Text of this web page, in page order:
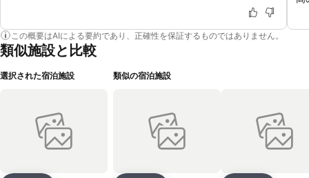
この概要はAIによる要約であり、正確性を保証するものではありません。
類似施設と比較
選択された宿泊施設 類似の宿泊施設